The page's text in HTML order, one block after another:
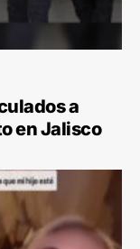
a
en Jalisco